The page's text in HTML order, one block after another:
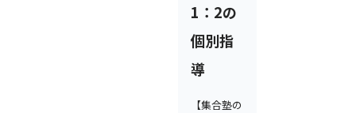
1：2の
個別指
導
【集合塾の